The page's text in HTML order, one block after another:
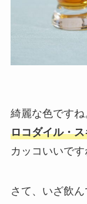
綺麗な色です
ロコダイル・
カッコいいです
さて、いざ飲